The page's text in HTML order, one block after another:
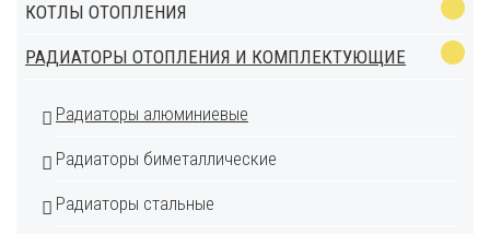
КОТЛЫ ОТОПЛЕНИЯ
РАДИАТОРЫ ОТОПЛЕНИЯ И КОМПЛЕКТУЮЩИЕ
Радиаторы алюминиевые
Радиаторы биметаллические
Радиаторы стальные